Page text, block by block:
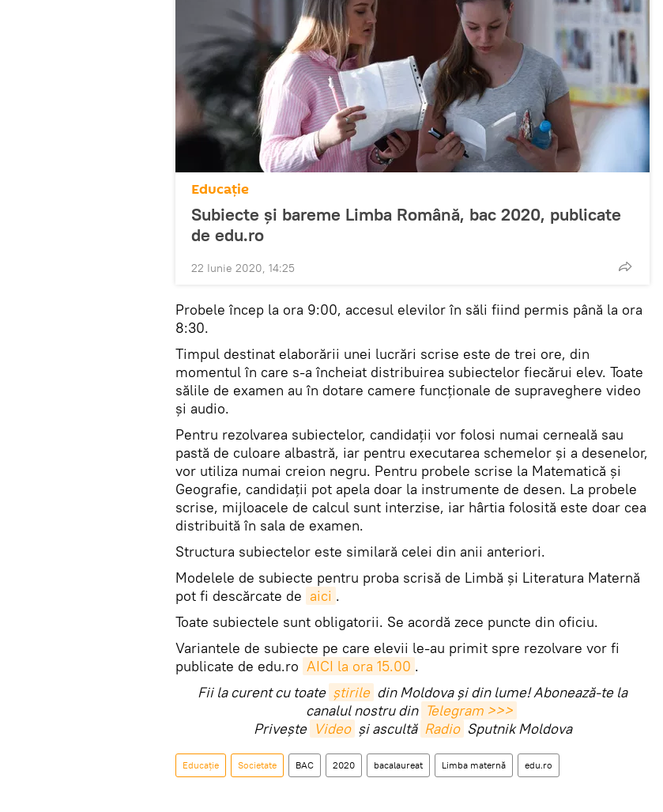
Educație
Subiecte și bareme Limba Română, bac 2020, publicate
de edu.ro
22 Iunie 2020, 14:25
Probele încep la ora 9:00, accesul elevilor în săli fiind permis până la ora
8:30.
Timpul destinat elaborării unei lucrări scrise este de trei ore, din
momentul în care s-a încheiat distribuirea subiectelor fiecărui elev. Toate
sălile de examen au în dotare camere funcționale de supraveghere video
și audio.
Pentru rezolvarea subiectelor, candidații vor folosi numai cerneală sau
pastă de culoare albastră, iar pentru executarea schemelor și a desenelor,
vor utiliza numai creion negru. Pentru probele scrise la Matematică și
Geografie, candidații pot apela doar la instrumente de desen. La probele
scrise, mijloacele de calcul sunt interzise, iar hârtia folosită este doar cea
distribuită în sala de examen.
Structura subiectelor este similară celei din anii anteriori.
Modelele de subiecte pentru proba scrisă de Limbă și Literatura Maternă
pot fi descărcate de aici .
Toate subiectele sunt obligatorii. Se acordă zece puncte din oficiu.
Variantele de subiecte pe care elevii le-au primit spre rezolvare vor fi
publicate de edu.ro AICI la ora 15.00 .
Fii la curent cu toate știrile din Moldova și din lume! Abonează-te la
canalul nostru din Telegram >>>
Privește Video și ascultă Radio Sputnik Moldova
Educație Societate BAC 2020 bacalaureat Limba maternă edu.ro